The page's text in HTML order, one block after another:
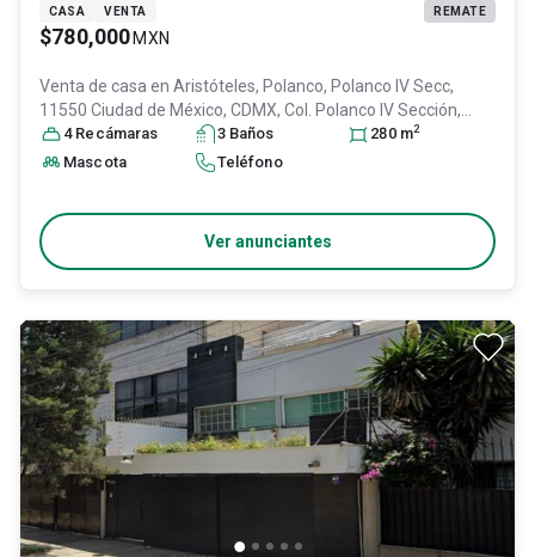
CASA VENTA REMATE
$780,000 MXN
Venta de casa en Aristóteles, Polanco, Polanco IV Secc,
11550 Ciudad de México, CDMX, Col. Polanco IV Sección,
Miguel Hidalgo, DF / CDMX, México , C.P. 11550, ID:31030142
4 Recámaras 3 Baños 280 m2
Mascota Teléfono
Ver anunciantes